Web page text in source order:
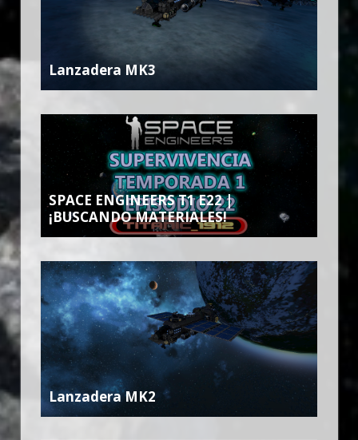
Lanzadera MK3
SPACE ENGINEERS T1 E22 |
¡BUSCANDO MATERIALES!
Lanzadera MK2